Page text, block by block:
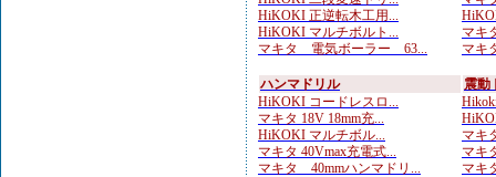
HiKOKI 正逆転木工用...
HiKOKI マルチボルト...
マキタ 電気ボーラー 63...
マキ
マキ
ハンマドリル
HiKOKI コードレスロ...
マキタ 18V 18mm充...
HiKOKI マルチボル...
マキタ 40Vmax充電式...
マキタ 40mmハンマドリ...
震動
マキ
マキ
マキ